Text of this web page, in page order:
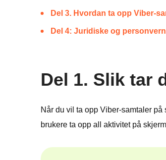
Del 3. Hvordan ta opp Viber-
Del 4: Juridiske og
Del 1. Slik tar
Når du vil ta opp Viber-samtaler
brukere ta opp all aktivitet på